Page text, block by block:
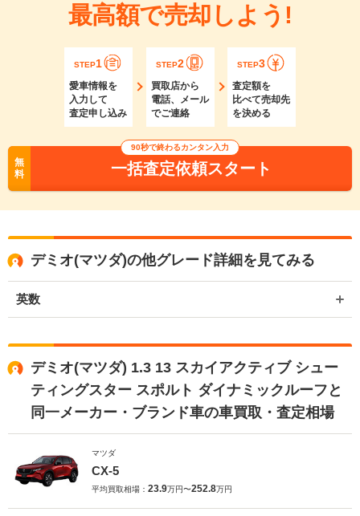
最高額で売却しよう!
STEP1
愛車情報を
入力して
査定申し込み
STEP2
買取店から
電話、メール
でご連絡
STEP3
査定額を
比べて売却先
を決める
無
料
90秒で終わるカンタン入力
一括査定依頼スタート
デミオ(マツダ)の他グレード詳細を見てみる
英数
デミオ(マツダ) 1.3 13 スカイアクティブ シュー
ティングスター スポルト ダイナミックルーフと
同一メーカー・ブランド車の車買取・査定相場
マツダ
CX-5
平均買取相場： 23.9万円〜252.8万円